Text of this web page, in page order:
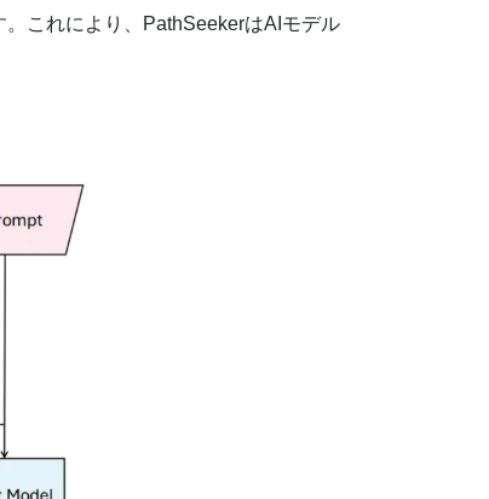
これにより、PathSeekerはAIモデル